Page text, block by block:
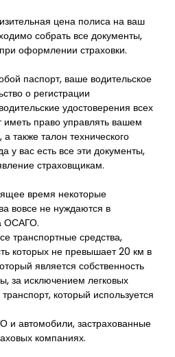
цена полиса на ваш
собрать все документы,
оформлении страховки.
паспорт, ваше водительское
о регистрации
удостоверения всех
иметь право управлять вашем
также талон технического
у вас есть все эти документы,
страховщикам.
время некоторые
вовсе не нуждаются в
ОСАГО.
транспортные средства,
которых не превышает 20 км в
является собственность
за исключением легковых
который используется
и автомобили, застрахованные
компаниях.